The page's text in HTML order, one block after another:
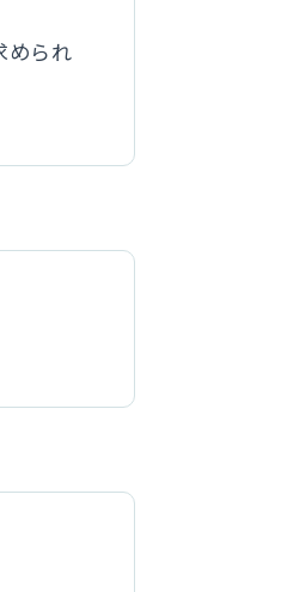
められ